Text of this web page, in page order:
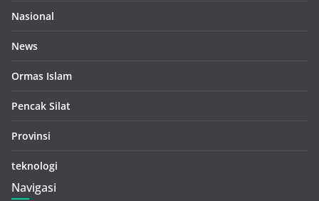
Nasional
News
Ormas Islam
Pencak Silat
Provinsi
teknologi
Navigasi